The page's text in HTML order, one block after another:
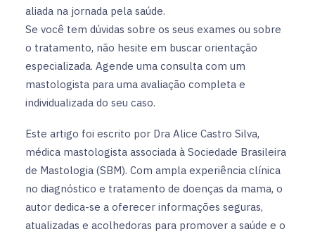
aliada na jornada pela saúde.
Se você tem dúvidas sobre os seus exames ou sobre
o tratamento, não hesite em buscar orientação
especializada. Agende uma consulta com um
mastologista para uma avaliação completa e
individualizada do seu caso.
Este artigo foi escrito por Dra Alice Castro Silva,
médica mastologista associada à Sociedade Brasileira
de Mastologia (SBM). Com ampla experiência clínica
no diagnóstico e tratamento de doenças da mama, o
autor dedica-se a oferecer informações seguras,
atualizadas e acolhedoras para promover a saúde e o